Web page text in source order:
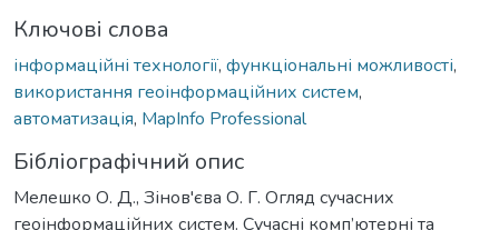
Ключові слова
інформаційні технології, функціональні можливості,
використання геоінформаційних систем,
автоматизація, MapInfo Professional
Бібліографічний опис
Мелешко О. Д., Зінов'єва О. Г. Огляд сучасних
геоінформаційних систем. Сучасні комп’ютерні та